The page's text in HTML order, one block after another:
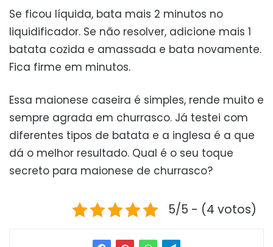
Se ficou líquida, bata mais 2 minutos no
liquidificador. Se não resolver, adicione mais 1
batata cozida e amassada e bata novamente.
Fica firme em minutos.
Essa maionese caseira é simples, rende muito e
sempre agrada em churrasco. Já testei com
diferentes tipos de batata e a inglesa é a que
dá o melhor resultado. Qual é o seu toque
secreto para maionese de churrasco?
5/5 - (4 votos)